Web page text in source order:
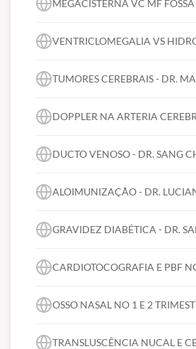
Estamos trabalhando para
de ilustres professores
Ultrassonografia brasileira no
Presidente da SBUS
Presidente do Congresso
MENSAGEM DO DIRETOR
Caros colegas,
26º Congresso Brasileiro
FISUSAL
em São Paulo, pretendem
MEGACISTERNA VC MF
VENTRICLOMEGALIA VS
TUMORES CEREBRAIS - DR.
DOPPLER NA ARTERIA
DUCTO VENOSO - DR. SANG
ALOIMUNIZAÇÃO - DR.
GRAVIDEZ DIABÉTICA - DR.
CARDIOTOCOGRAFIA E PBF
OSSO NASAL NO 1 E 2
TRANSLUSCÊNCIA NUCAL E